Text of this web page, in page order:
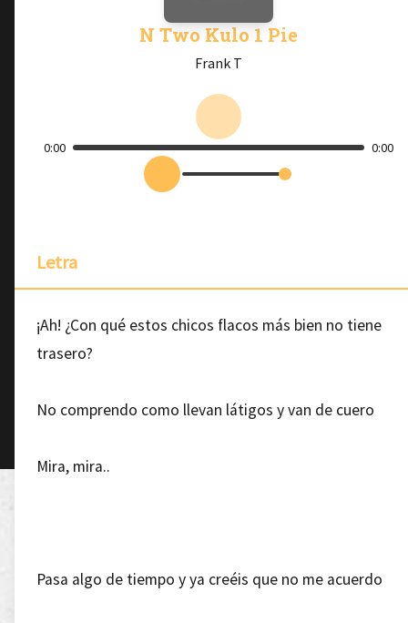
N Two Kulo 1 Pie
Frank T
0:00 0:00
Letra
¡Ah! ¿Con qué estos chicos flacos más bien no tiene
trasero?
No comprendo como llevan látigos y van de cuero
Mira, mira..
Pasa algo de tiempo y ya creéis que no me acuerdo